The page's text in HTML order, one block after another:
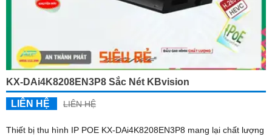
KX-DAi4K8208EN3P8 Sắc Nét KBvision
LIÊN HỆ LIÊN HỆ
Thiết bị thu hình IP POE KX-DAi4K8208EN3P8 mang lại chất lượng